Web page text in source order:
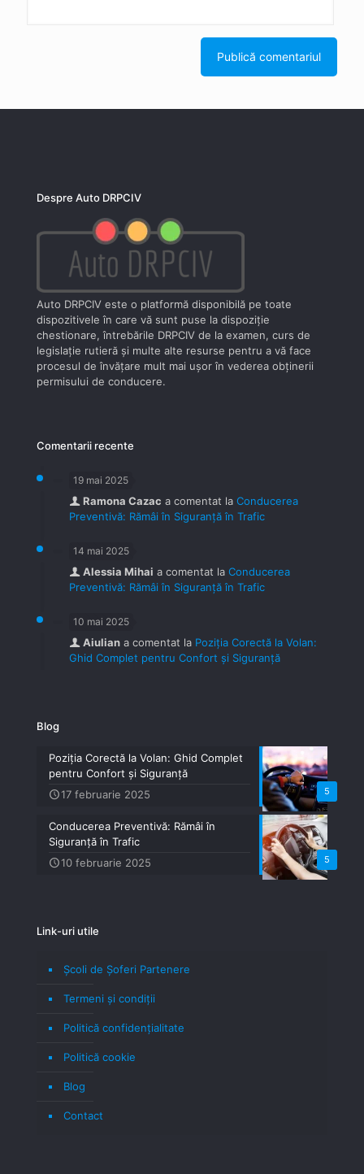
Despre Auto DRPCIV
Auto DRPCIV este o platformă disponibilă pe toate
dispozitivele în care vă sunt puse la dispoziţie
chestionare, întrebările DRPCIV de la examen, curs de
legislaţie rutieră şi multe alte resurse pentru a vă face
procesul de învăţare mult mai uşor în vederea obţinerii
permisului de conducere.
Comentarii recente
19 mai 2025
Ramona Cazac a comentat la Conducerea
Preventivă: Rămâi în Siguranță în Trafic
14 mai 2025
Alessia Mihai a comentat la Conducerea
Preventivă: Rămâi în Siguranță în Trafic
10 mai 2025
Aiulian a comentat la Poziția Corectă la Volan:
Ghid Complet pentru Confort și Siguranță
Blog
5
Poziția Corectă la Volan: Ghid Complet
pentru Confort și Siguranță
17 februarie 2025
5
Conducerea Preventivă: Rămâi în
Siguranță în Trafic
10 februarie 2025
Link-uri utile
Școli de Șoferi Partenere
Termeni şi condiţii
Politică confidenţialitate
Politică cookie
Blog
Contact